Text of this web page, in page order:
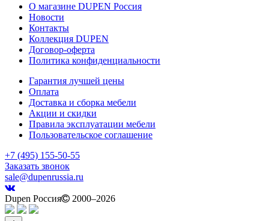
О магазине DUPEN Россия
Новости
Контакты
Коллекция DUPEN
Договор-оферта
Политика конфиденциальности
Гарантия лучшей цены
Оплата
Доставка и сборка мебели
Акции и скидки
Правила эксплуатации мебели
Пользовательское соглашение
+7 (495) 155-50-55
Заказать звонок
sale@dupenrussia.ru
Dupen Россия 2000–2026